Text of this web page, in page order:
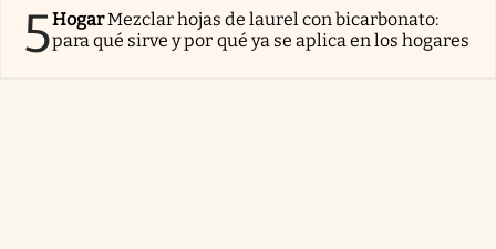
5HogarMezclar hojas de laurel con bicarbonato:
para qué sirve y por qué ya se aplica en los hogares